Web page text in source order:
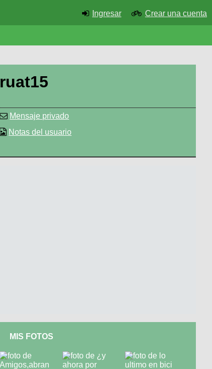
Ingresar Crear una cuenta
ruat15
Mensaje privado
Notas del usuario
MIS FOTOS